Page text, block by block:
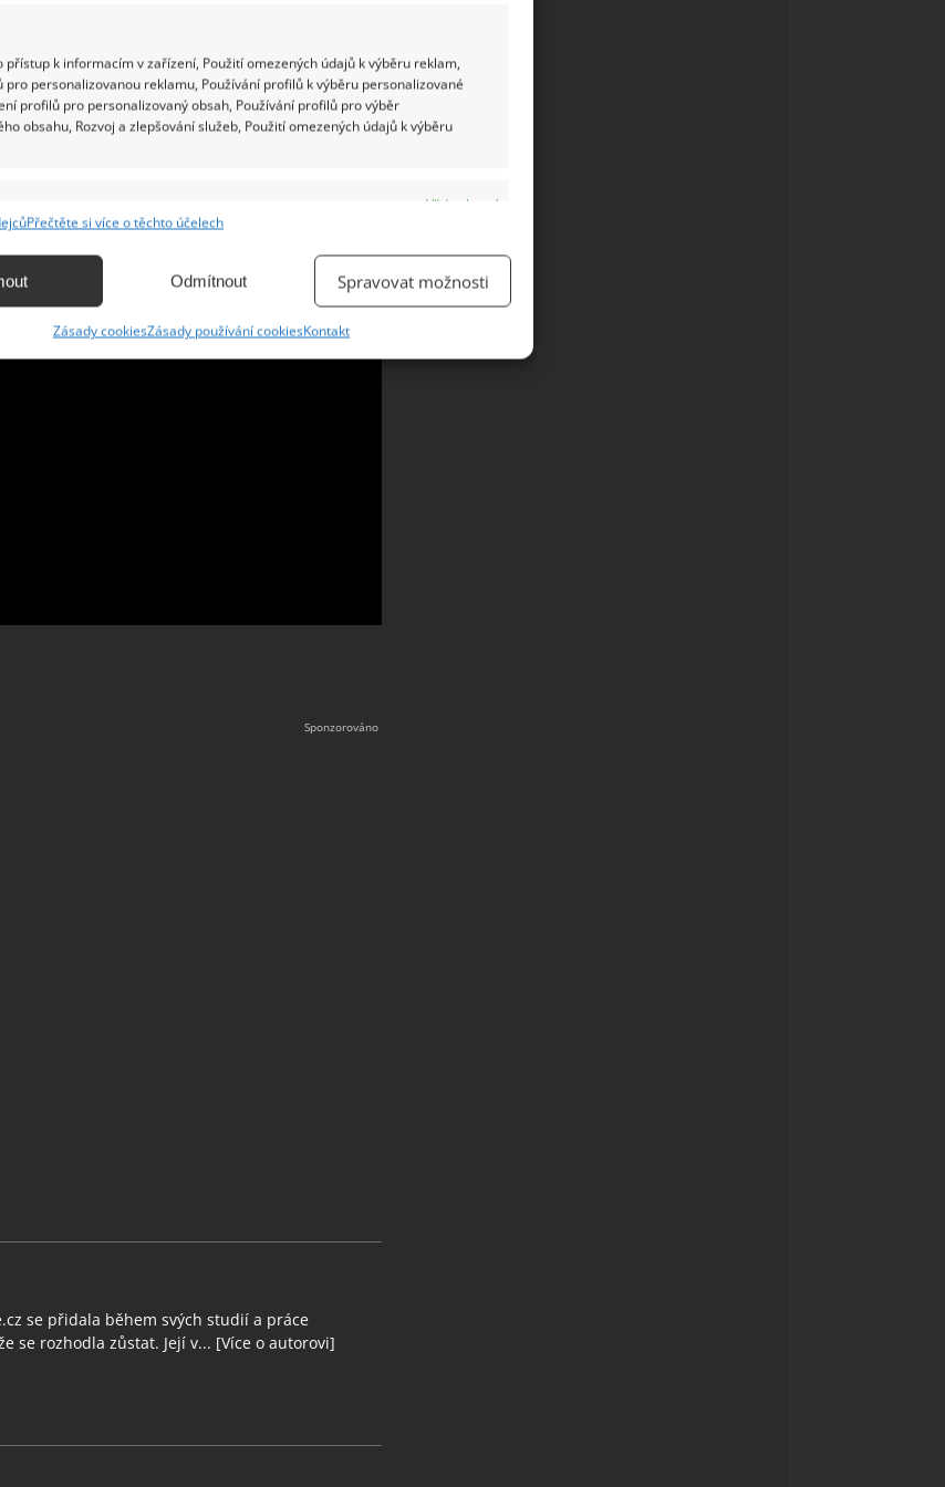
přístup k informacím v zařízení, Použití omezených údajů k výběru reklam,
pro personalizovanou reklamu, Používání profilů k výběru personalizované
profilů pro personalizovaný obsah, Používání profilů pro výběr
obsahu, Rozvoj a zlepšování služeb, Použití omezených údajů k výběru
Vždy aktivní
na základě automaticky přenášených informací.
vyžádaných informací.
Přečtěte si více o těchto účelech
Odmítnout Spravovat možnosti
Zásady cookiesZásady používání cookiesKontakt
se přidala během svých studií a práce
se rozhodla zůstat. Její v... [Více o autorovi]